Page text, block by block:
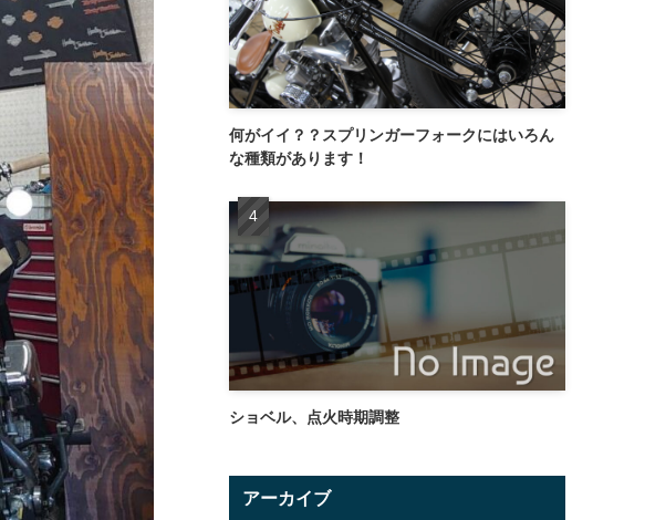
何がイイ？？スプリンガーフォークにはいろん
な種類があります！
ショベル、点火時期調整
アーカイブ